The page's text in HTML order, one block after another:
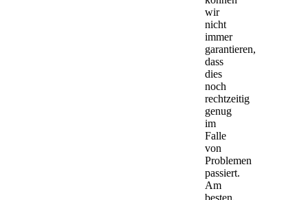
wir
nicht
immer
garantieren,
dass
dies
noch
rechtzeitig
genug
im
Falle
von
Problemen
passiert.
Am
besten,